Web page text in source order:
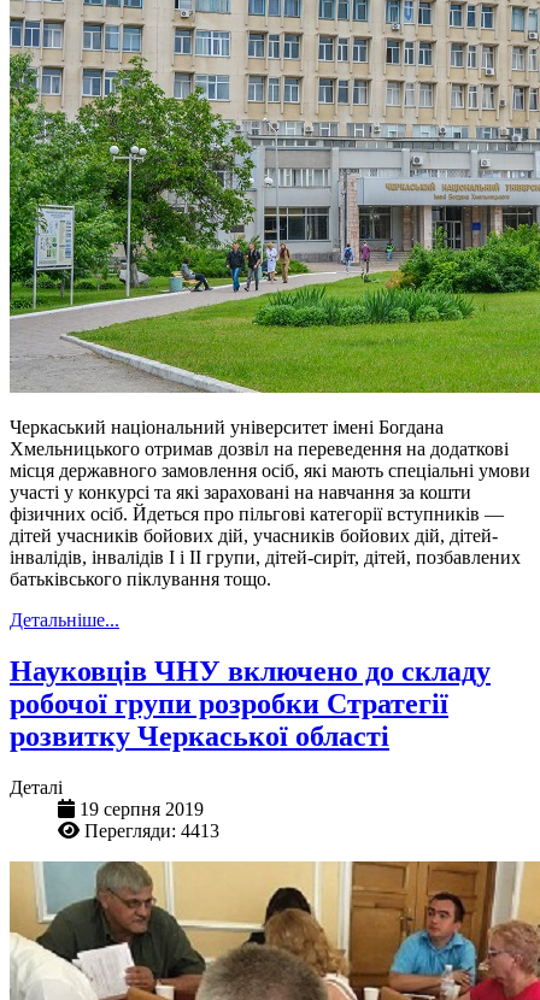
Черкаський національний університет імені Богдана
Хмельницького отримав дозвіл на переведення на додаткові
місця державного замовлення осіб, які мають спеціальні умови
участі у конкурсі та які зараховані на навчання за кошти
фізичних осіб. Йдеться про пільгові категорії вступників —
дітей учасників бойових дій, учасників бойових дій, дітей-
інвалідів, інвалідів І і ІІ групи, дітей-сиріт, дітей, позбавлених
батьківського піклування тощо.
Детальніше...
Науковців ЧНУ включено до складу
робочої групи розробки Стратегії
розвитку Черкаської області
Деталі
19 серпня 2019
Перегляди: 4413